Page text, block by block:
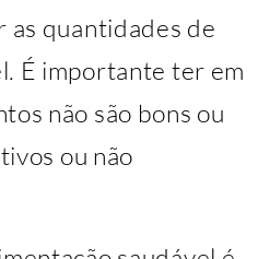
quantidades de
É importante ter em
não são bons ou
ou não